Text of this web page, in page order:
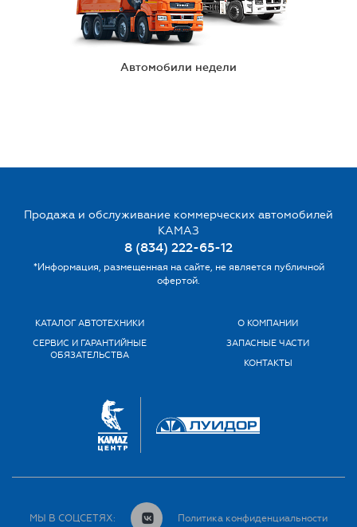
Автомобили недели
Продажа и обслуживание коммерческих автомобилей
КАМАЗ
8 (834) 222-65-12
*Информация, размещенная на сайте, не является публичной
офертой.
КАТАЛОГ АВТОТЕХНИКИ
СЕРВИС И ГАРАНТИЙНЫЕ
ОБЯЗАТЕЛЬСТВА
О КОМПАНИИ
ЗАПАСНЫЕ ЧАСТИ
КОНТАКТЫ
МЫ В СОЦСЕТЯХ: Политика конфиденциальности